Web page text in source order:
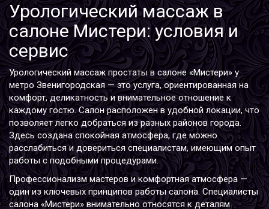
Урологический массаж в
салоне Мистери: условия и
сервис
Урологический массаж простаты в салоне «Мистери» у
метро Звенигородская — это услуга, ориентированная на
комфорт, деликатность и внимательное отношение к
каждому гостю. Салон расположен в удобной локации, что
позволяет легко добраться из разных районов города.
Здесь создана спокойная атмосфера, где можно
расслабиться и довериться специалистам, имеющим опыт
работы с подобными процедурами.
Профессионализм мастеров и комфортная атмосфера —
один из ключевых принципов работы салона. Специалисты
салона «Мистери» внимательно относятся к деталям